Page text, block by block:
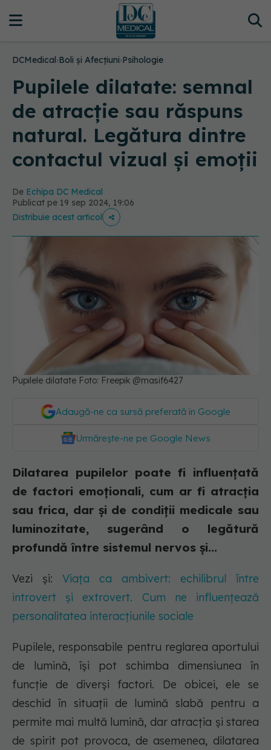
DCMedical›Boli și Afecțiuni›Psihologie
Pupilele dilatate: semnal
de atracție sau răspuns
natural. Legătura dintre
contactul vizual și emoții
De Echipa DC Medical
Publicat pe 19 sep 2024, 19:06
Distribuie acest articol
Pupilele dilatate Foto: Freepik @masif6427
Adaugă-ne ca sursă preferată în Google
Urmărește-ne pe Google News
Dilatarea pupilelor poate fi influențată
de factori emoționali, cum ar fi atracția
sau frica, dar și de condiții medicale sau
luminozitate, sugerând o legătură
profundă între sistemul nervos și...
Vezi și: Viața ca ambivert: echilibrul între
introvert și extrovert. Cum ne influențează
personalitatea interacțiunile sociale
Pupilele, responsabile pentru reglarea aportului
de lumină, își pot schimba dimensiunea în
funcție de diverși factori. De obicei, ele se
deschid în situații de lumină slabă pentru a
permite mai multă lumină, dar atracția și starea
de spirit pot provoca, de asemenea, dilatarea